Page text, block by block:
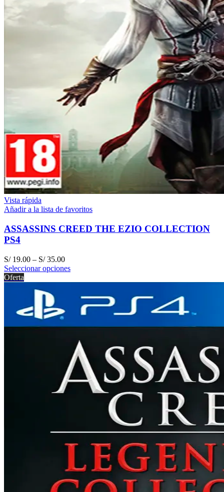
Vista rápida
Añadir a la lista de favoritos
ASSASSINS CREED THE EZIO COLLECTION
PS4
S/19.00 – S/35.00
Seleccionar opciones
Oferta